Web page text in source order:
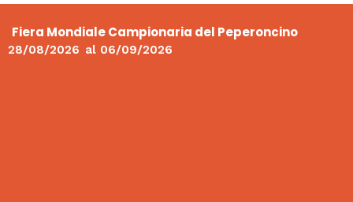
Fiera Mondiale Campionaria del Peperoncino
28/08/2026 al 06/09/2026